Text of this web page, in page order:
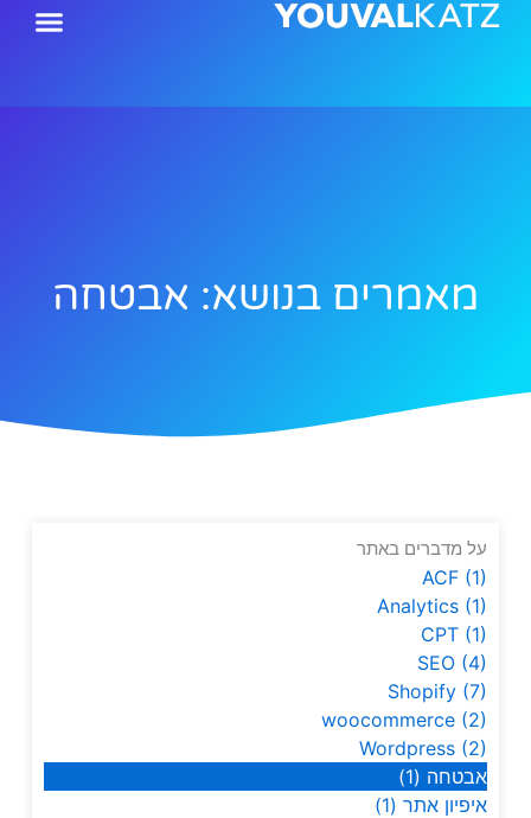
דילוג
מאמרים בנושא: אבטחה
על מדברים באתר
ACF (1)
Analytics (1)
CPT (1)
SEO (4)
Shopify (7)
woocommerce (2)
Wordpress (2)
אבטחה (1)
איפיון אתר(1)